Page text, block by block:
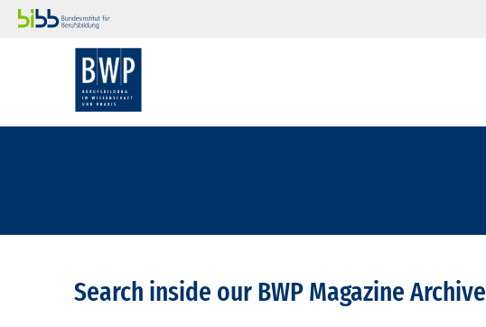
Search inside our BWP Magazine Archive